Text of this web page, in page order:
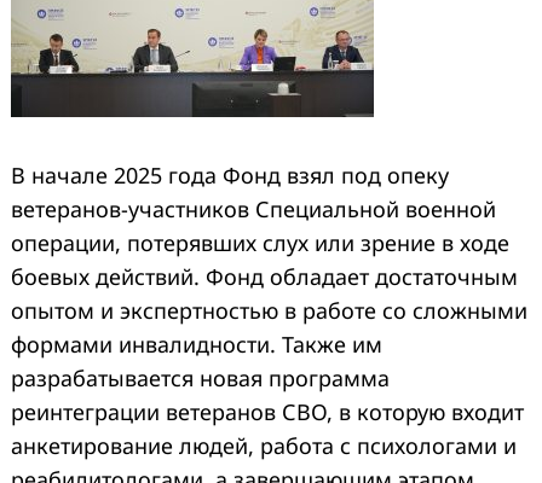
В начале 2025 года Фонд взял под опеку
ветеранов-участников Специальной военной
операции, потерявших слух или зрение в ходе
боевых действий. Фонд обладает достаточным
опытом и экспертностью в работе со сложными
формами инвалидности. Также им
разрабатывается новая программа
реинтеграции ветеранов СВО, в которую входит
анкетирование людей, работа с психологами и